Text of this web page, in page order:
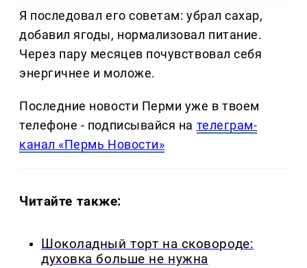
Я последовал его советам: убрал сахар,
добавил ягоды, нормализовал питание.
Через пару месяцев почувствовал себя
энергичнее и моложе.
Последние новости Перми уже в твоем
телефоне - подписывайся на телеграм-
канал «Пермь Новости»
Читайте также:
Шоколадный торт на сковороде:
духовка больше не нужна